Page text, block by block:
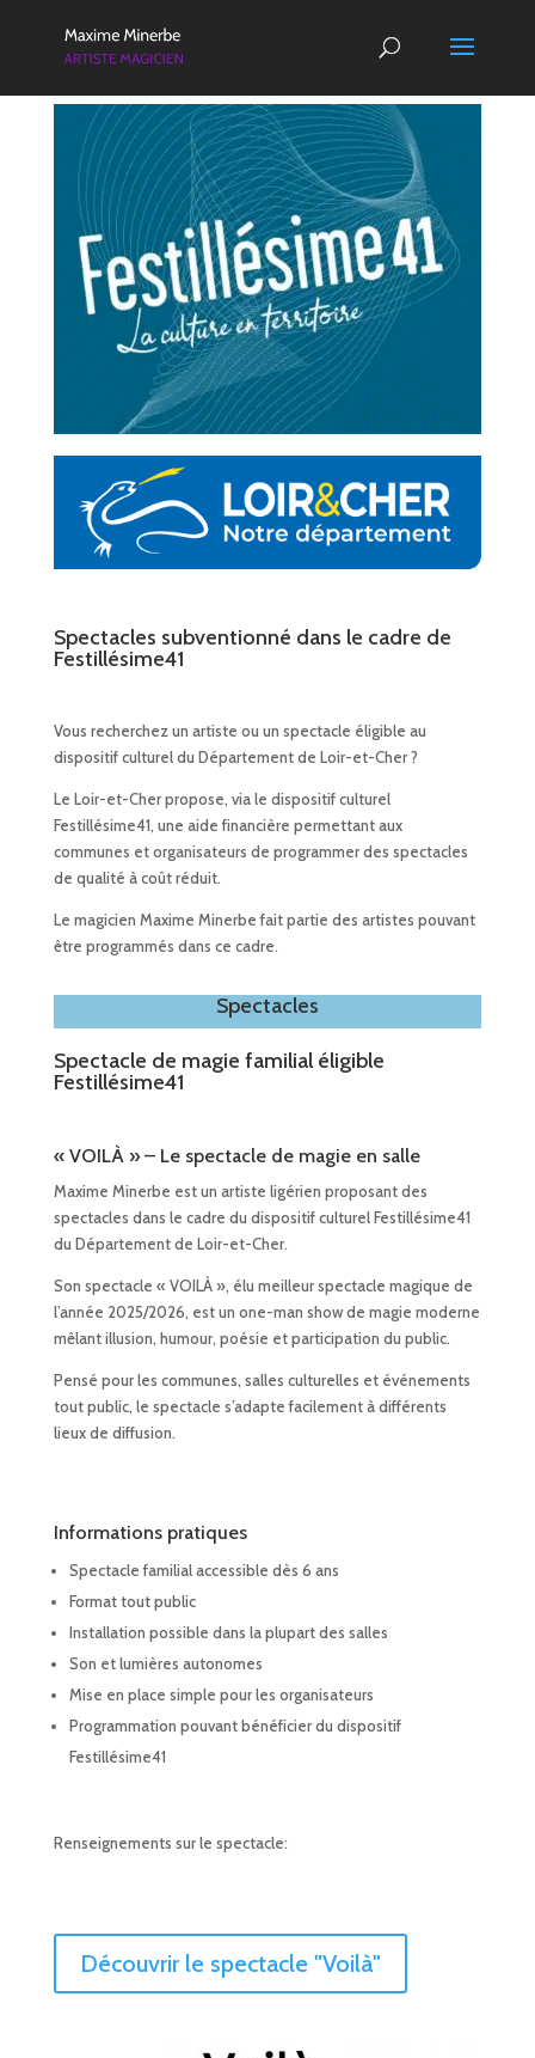
Spectacles subventionné dans le cadre de
Festillésime41
Vous recherchez un artiste ou un spectacle éligible au
dispositif culturel du Département de Loir-et-Cher ?
Le Loir-et-Cherpropose, via le dispositif culturel
Festillésime41, une aide financière permettant aux
communes et organisateurs de programmer des spectacles
de qualité à coût réduit.
Le magicien Maxime Minerbefait partie des artistes pouvant
être programmés dans ce cadre.
Spectacles
Spectacle de magie familial éligible
Festillésime41
« VOILÀ » – Le spectacle de magie en salle
Maxime Minerbe est un artiste ligérien proposant des
spectacles dans le cadre du dispositif culturel Festillésime41
du Département de Loir-et-Cher.
Son spectacle « VOILÀ », élu meilleur spectacle magique de
l’année 2025/2026, est un one-man show de magie moderne
mêlant illusion, humour, poésie et participation du public.
Pensé pour les communes, salles culturelles et événements
tout public, le spectacle s’adapte facilement à différents
lieux de diffusion.
Informations pratiques
Spectacle familial accessible dès 6 ans
Format tout public
Installation possible dans la plupart des salles
Son et lumières autonomes
Mise en place simple pour les organisateurs
Programmation pouvant bénéficier du dispositif
Festillésime41
Renseignements sur le spectacle:
Découvrir le spectacle "Voilà"